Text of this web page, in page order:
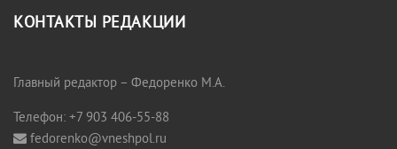
КОНТАКТЫ РЕДАКЦИИ
Главный редактор – Федоренко М.А.
Телефон: +7 903 406-55-88
fedorenko@vneshpol.ru